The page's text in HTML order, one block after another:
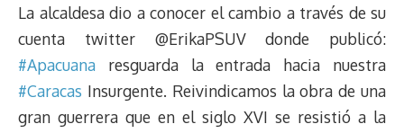
La alcaldesa dio a conocer el cambio a través de su
cuenta twitter @ErikaPSUV donde publicó:
#Apacuana resguarda la entrada hacia nuestra
#Caracas Insurgente. Reivindicamos la obra de una
gran guerrera que en el siglo XVI se resistió a la